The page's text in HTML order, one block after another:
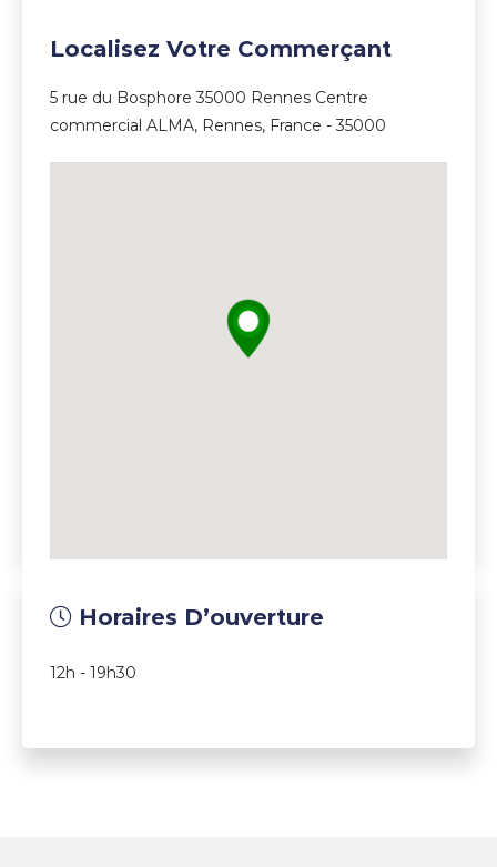
Localisez Votre Commerçant
5 rue du Bosphore 35000 Rennes Centre
commercial ALMA, Rennes, France - 35000
Horaires D’ouverture
12h - 19h30